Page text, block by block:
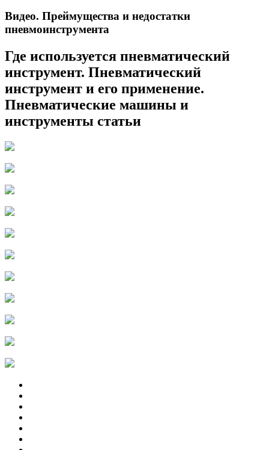
Видео. Преймущества и недостатки
пневмоинструмента
Где используется пневматический
инструмент. Пневматический
инструмент и его применение.
Пневматические машины и
инструменты статьи